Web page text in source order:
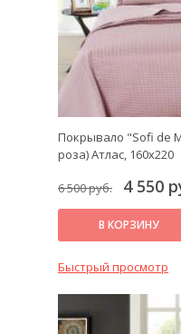
Покрывало "Sofi de
роза) Атлас, 160х220
6 500 руб. 4 550
В КОРЗИНУ
Быстрый просмотр